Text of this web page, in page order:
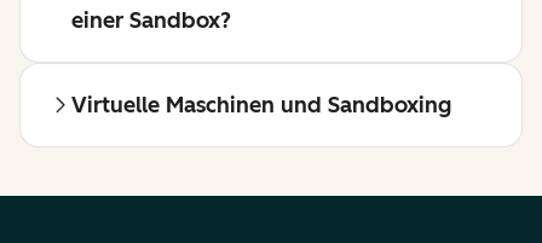
einer Sandbox?
Virtuelle Maschinen und Sandboxing